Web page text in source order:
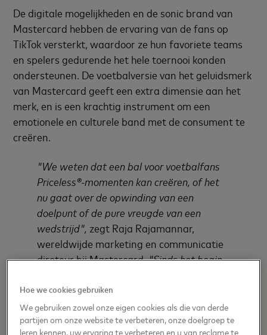
De digitale mogelijkheden en de sonic brand van
Mastercard hebben de ervaring van de fans op
TikTok versterkt, waardoor ze hun favoriete teams
en spelers gedurende het hele toernooi konden
ondersteunen. De voetbalversie van het geluidsmerk
van Mastercard geeft een extra dimensie aan het
merk, en is een krachtig instrument om een
emotionele en culturele band met de consument te
creëren.
"We weten dat een bal voor voetbalfans
Priceless®-momenten kan creëren, of het
nu gaat over de opwinding van een
doelpunt of de pure vreugde van een
wedstrijd", zegt Raja Rajamannar,
wereldwijde marketing en communicatie
direteur bij Mastercard."Sinds het begin
overstappen van een fysieke naar een
digitale ervaring om ons aan te passen
aan de situatie. Met de #PricelessWave
Hoe we cookies gebruiken
We gebruiken zowel onze eigen cookies als die van derde
partijen om onze website te verbeteren, onze doelgroep te
leren kennen, uw ervaring te verbeteren en u van reclame te